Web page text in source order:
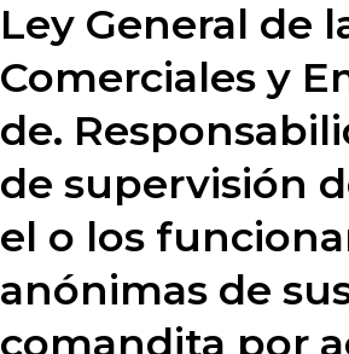
Ley General de
Comerciales y
de.
de supervisión
el o los
anónimas de
comandita por